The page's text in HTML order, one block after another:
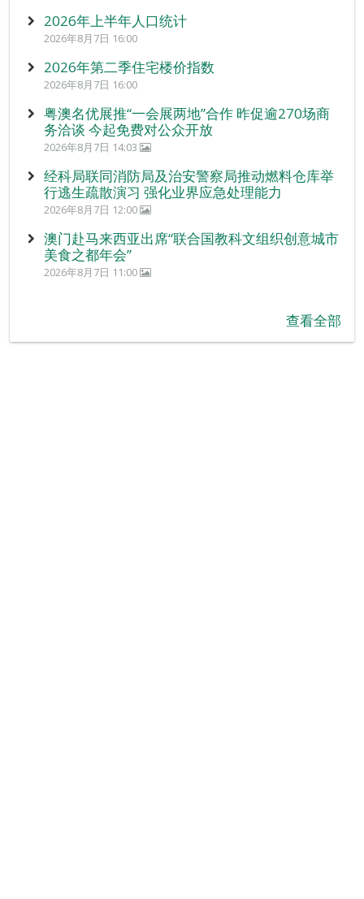
2026年上半年人口统计
2026年8月7日 16:00
2026年第二季住宅楼价指数
2026年8月7日 16:00
粤澳名优展推“一会展两地”合作 昨促逾270场商
务洽谈 今起免费对公众开放
2026年8月7日 14:03
经科局联同消防局及治安警察局推动燃料仓库举
行逃生疏散演习 强化业界应急处理能力
2026年8月7日 12:00
澳门赴马来西亚出席“联合国教科文组织创意城市
美食之都年会”
2026年8月7日 11:00
查看全部